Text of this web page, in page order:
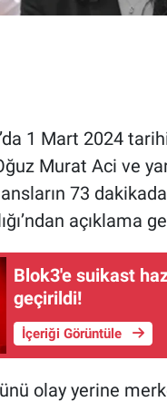
1 Mart 2024
Murat Aci ve
73
açıklama
Blok3'e suikast
geçirildi!
İçeriği Görüntüle
olay yerine